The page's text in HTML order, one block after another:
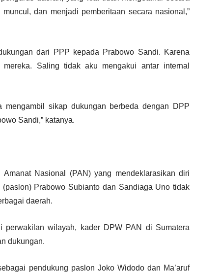
dan menjadi pemberitaan secara nasional,”
dari PPP kepada Prabowo Sandi. Karena
Saling tidak aku mengakui antar internal
sikap dukungan berbeda dengan DPP
Sandi,” katanya.
Nasional (PAN) yang mendeklarasikan diri
Prabowo Subianto dan Sandiaga Uno tidak
daerah.
perwakilan wilayah, kader DPW PAN di Sumatera
dukungan.
pendukung paslon Joko Widodo dan Ma’aruf